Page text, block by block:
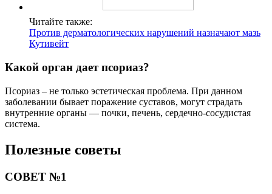
Читайте также:
Против дерматологических нарушений назначают мазь
Кутивейт
Какой орган дает псориаз?
Псориаз – не только эстетическая проблема. При данном
заболевании бывает поражение суставов, могут страдать
внутренние органы — почки, печень, сердечно-сосудистая
система.
Полезные советы
СОВЕТ №1